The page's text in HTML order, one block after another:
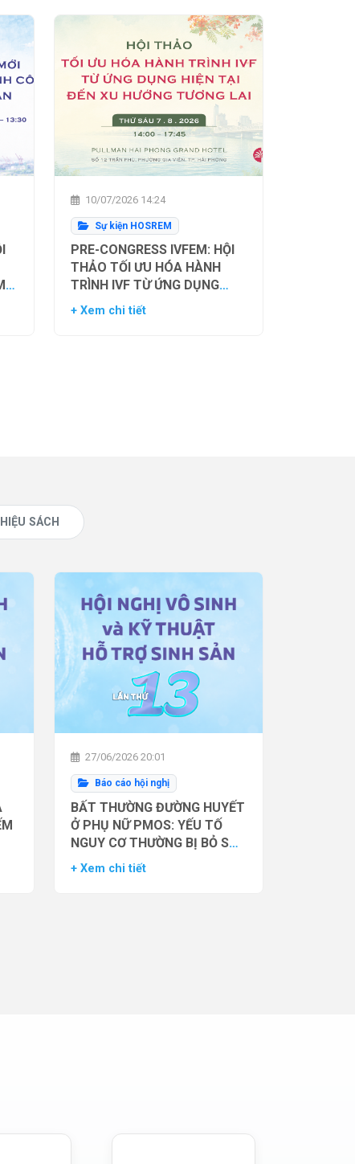
10/07/2026 14:24
Sự kiện HOSREM
PRE-CONGRESS IVFEM: HỘI
THẢO TỐI ƯU HÓA HÀNH
TRÌNH IVF TỪ ỨNG DỤNG
HIỆN TẠI ĐẾN XU HƯỚNG
+ Xem chi tiết
SÁCH
27/06/2026 20:01
Báo cáo hội nghị
BẤT THƯỜNG ĐƯỜNG HUYẾT
Ở PHỤ NỮ PMOS: YẾU TỐ
NGUY CƠ THƯỜNG BỊ BỎ SÓT
– DỮ LIỆU TỪ NGHIÊN CỨU
+ Xem chi tiết